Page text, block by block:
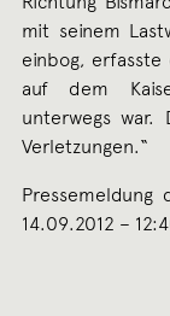
mit seinem
einbog,
auf dem
unterwegs war.
Verletzungen.“
14.09.2012 –